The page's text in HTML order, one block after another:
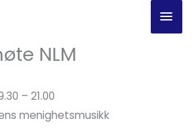
NLM
– 21.00
menighetsmusikk